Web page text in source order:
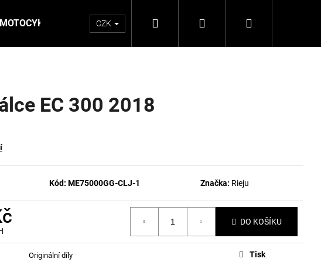
MOTOCYKLY CZK Hledat PřihlášeníNákupní
EC 300 2018
Kód: ME75000GG-CLJ-1 Značka: Rieju
DO KOŠÍKU
Originální díly
Tisk